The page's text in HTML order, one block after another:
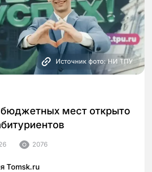
Источник фото: НИ ТПУ
мест открыто
2076
Tomsk.ru